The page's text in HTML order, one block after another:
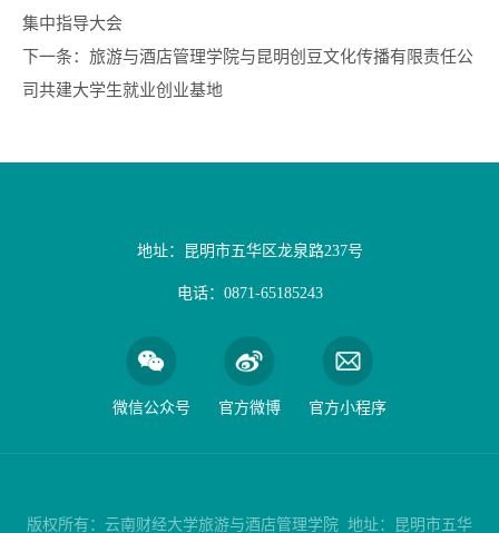
集中指导大会
下一条： 旅游与酒店管理学院与昆明创豆文化传播有限责任公
司共建大学生就业创业基地
地址：昆明市五华区龙泉路237号
电话：0871-65185243
微信公众号 官方微博 官方小程序
版权所有：云南财经大学旅游与酒店管理学院 地址：昆明市五华